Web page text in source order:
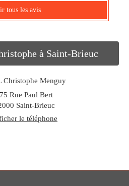
tous les avis
à Saint-Brieuc
Christophe Menguy
Rue Paul Bert
Saint-Brieuc
le téléphone